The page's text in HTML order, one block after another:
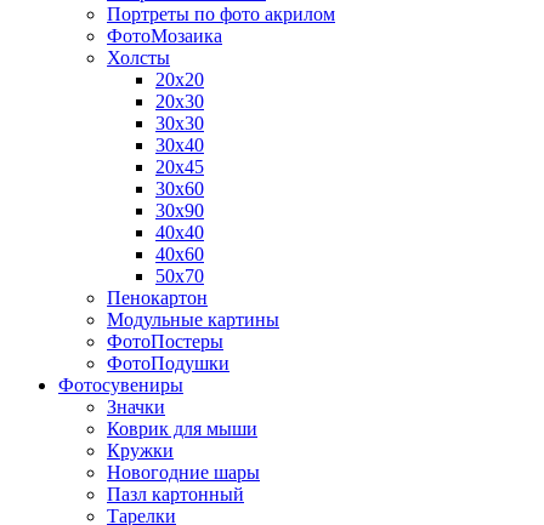
Портреты по фото акрилом
ФотоМозаика
Холсты
20х20
20х30
30х30
30х40
20х45
30х60
30х90
40х40
40х60
50х70
Пенокартон
Модульные картины
ФотоПостеры
ФотоПодушки
Фотоcувениры
Значки
Коврик для мыши
Кружки
Новогодние шары
Пазл картонный
Тарелки